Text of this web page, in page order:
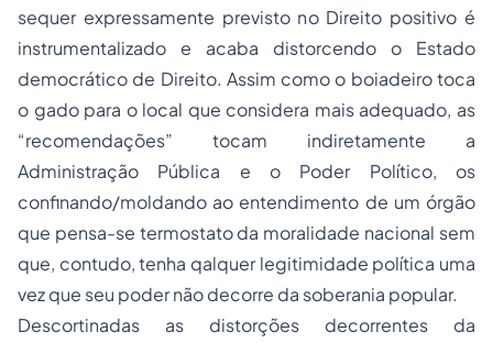
sequer expressamente previsto no Direito positivo é
instrumentalizado e acaba distorcendo o Estado
democrático de Direito. Assim como o boiadeiro toca
o gado para o local que considera mais adequado, as
“recomendações” tocam indiretamente a
Administração Pública e o Poder Político, os
confinando/moldando ao entendimento de um órgão
que pensa-se termostato da moralidade nacional sem
que, contudo, tenha qalquer legitimidade política uma
vez que seu poder não decorre da soberania popular.
Descortinadas as distorções decorrentes da